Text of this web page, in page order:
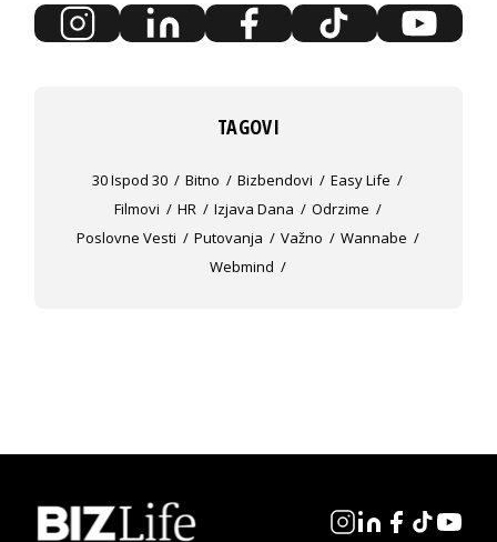
TAGOVI
30 Ispod 30 Bitno Bizbendovi
Easy Life
Filmovi
HR Izjava Dana
Odrzime
Poslovne Vesti
Putovanja Važno
Wannabe
Webmind